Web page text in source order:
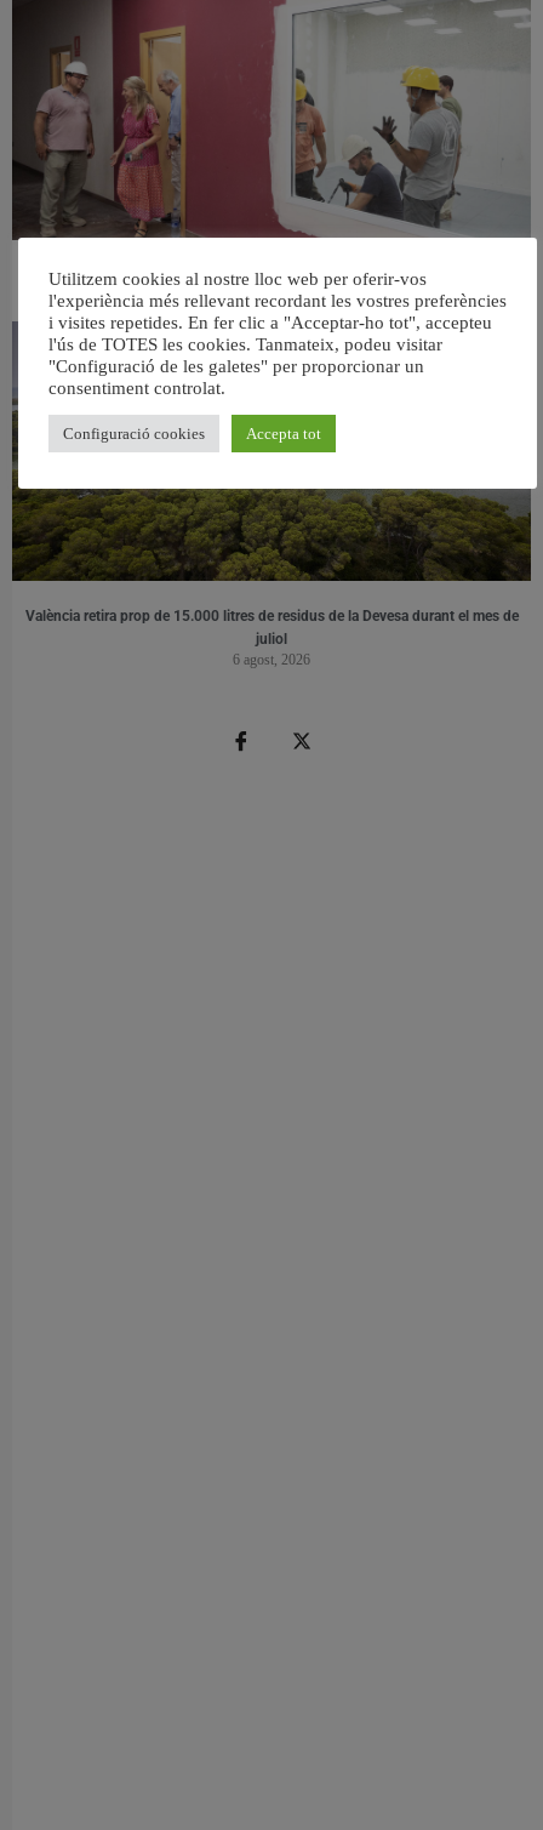
València ultima el nou centre per a persones majors del barri de Sant Antoni
6 agost, 2026
València retira prop de 15.000 litres de residus de la Devesa durant el mes de
juliol
6 agost, 2026
Utilitzem cookies al nostre lloc web per oferir-vos
l'experiència més rellevant recordant les vostres preferències
i visites repetides. En fer clic a "Acceptar-ho tot", accepteu
l'ús de TOTES les cookies. Tanmateix, podeu visitar
"Configuració de les galetes" per proporcionar un
consentiment controlat.
Configuració cookies Accepta tot